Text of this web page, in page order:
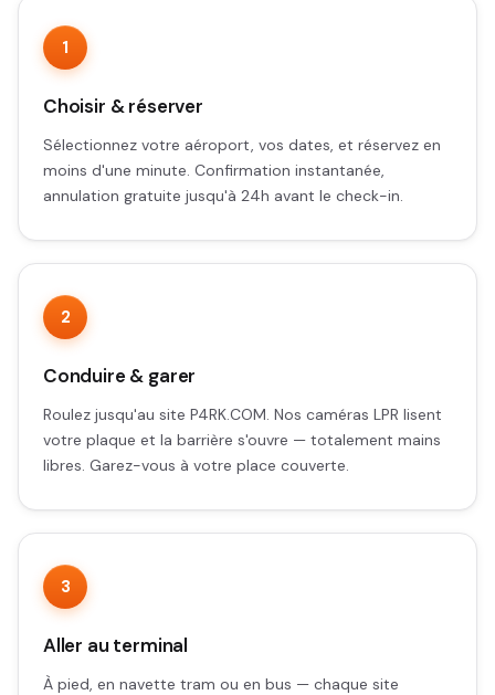
1
Choisir & réserver
Sélectionnez votre aéroport, vos dates, et réservez en
moins d'une minute. Confirmation instantanée,
annulation gratuite jusqu'à 24h avant le check-in.
2
Conduire & garer
Roulez jusqu'au site P4RK.COM. Nos caméras LPR lisent
votre plaque et la barrière s'ouvre — totalement mains
libres. Garez-vous à votre place couverte.
3
Aller au terminal
À pied, en navette tram ou en bus — chaque site